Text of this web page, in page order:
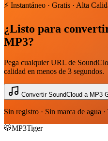
⚡ Instantáneo · Gratis · Alta
¿Listo para
MP3?
Pega cualquier URL de
calidad en menos de 3 segundos.
Convertir SoundCloud a MP3
Sin registro · Sin marca de agua
🐯MP3Tiger